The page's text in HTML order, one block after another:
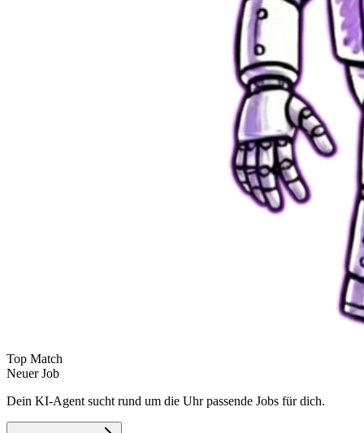
Top Match
Neuer Job
Dein KI-Agent sucht rund um die Uhr passende Jobs für dich.